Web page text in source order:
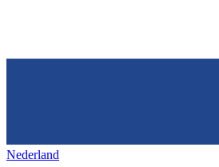
Nederland